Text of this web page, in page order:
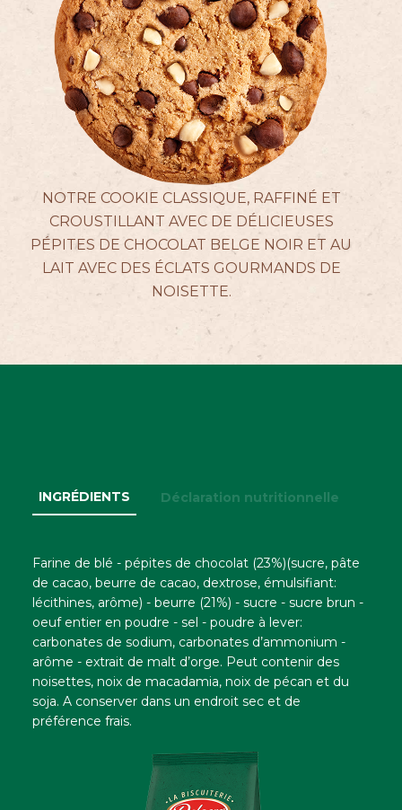
ACTUALITÉS
CONTACTEZ-NOUS
NOTRE COOKIE CLASSIQUE, RAFFINÉ ET
CROUSTILLANT AVEC DE DÉLICIEUSES
PÉPITES DE CHOCOLAT BELGE NOIR ET AU
LAIT AVEC DES ÉCLATS GOURMANDS DE
NOISETTE.
INGRÉDIENTS Déclaration nutritionnelle
Farine de blé - pépites de chocolat (23%)(sucre, pâte
de cacao, beurre de cacao, dextrose, émulsifiant:
lécithines, arôme) - beurre (21%) - sucre - sucre brun -
oeuf entier en poudre - sel - poudre à lever:
carbonates de sodium, carbonates d’ammonium -
arôme - extrait de malt d’orge. Peut contenir des
noisettes, noix de macadamia, noix de pécan et du
soja. A conserver dans un endroit sec et de
préférence frais.